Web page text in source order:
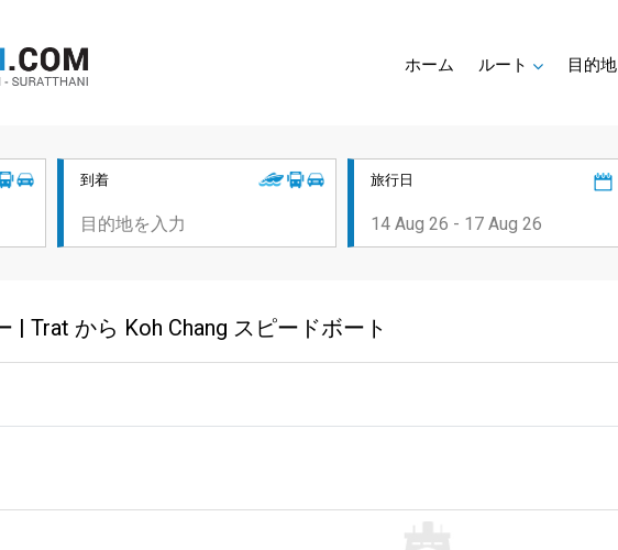
ホーム ルート 目的地
到着 旅行日
| Trat から Koh Chang スピードボート